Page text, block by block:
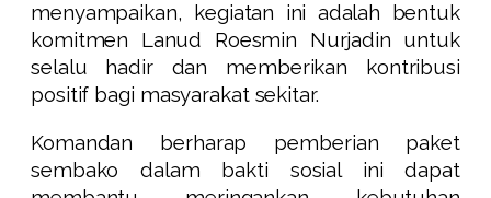
menyampaikan, kegiatan ini adalah bentuk
komitmen Lanud Roesmin Nurjadin untuk
selalu hadir dan memberikan kontribusi
positif bagi masyarakat sekitar.
Komandan berharap pemberian paket
sembako dalam bakti sosial ini dapat